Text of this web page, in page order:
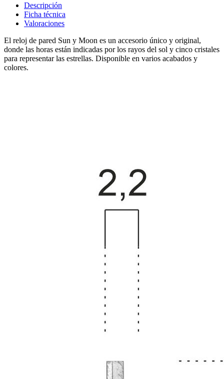
Descripción
Ficha técnica
Valoraciones
El reloj de pared Sun y Moon es un accesorio único y original,
donde las horas están indicadas por los rayos del sol y cinco cristales
para representar las estrellas. Disponible en varios acabados y
colores.